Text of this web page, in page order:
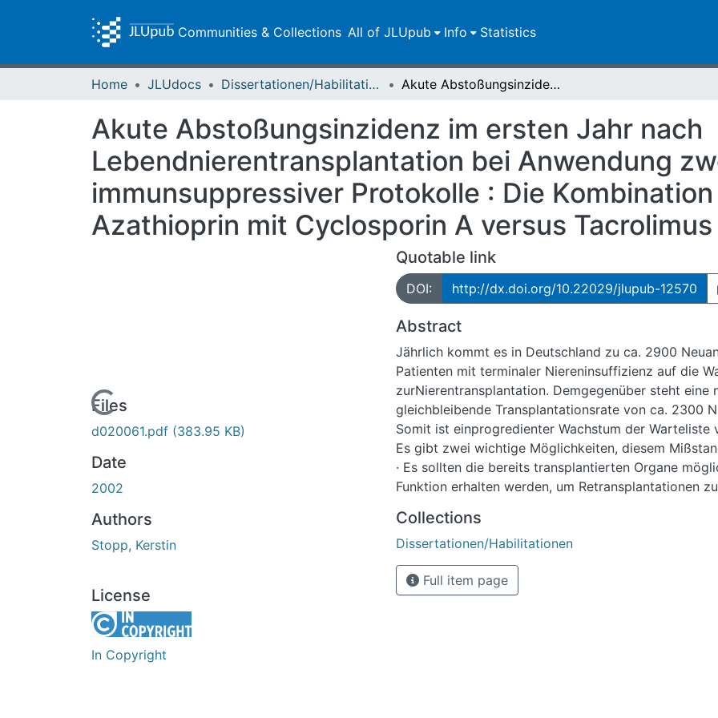
Communities & Collections All of JLUpub Info Statistics
Home JLUdocs Dissertationen/Habilitationen Akute Abstoßungsinzidenz im ersten Jahr nach Lebendnierentransplantation bei Anwendung zweier verschiedener immunsuppressiver Protokolle : Die Kombination von Prednisolon und Azathioprin mit Cyclosporin A versus Tacrolimus
Akute Abstoßungsinzidenz im ersten Jahr nach
Lebendnierentransplantation bei Anwendung
immunsuppressiver Protokolle : Die
Azathioprin mit Cyclosporin A versus Tacrolimus
Loading...
Files
d020061.pdf (383.95 KB)
Date
2002
Authors
Stopp, Kerstin
License
In Copyright
Quotable link
DOI: http://dx.doi.org/10.22029/jlupub-12570
Abstract
Jährlich kommt es in Deutschland zu ca. 2900
Patienten mit terminaler Niereninsuffizienz auf die
zurNierentransplantation. Demgegenüber steht eine
gleichbleibende Transplantationsrate von ca. 2300
Somit ist einprogredienter Wachstum der Warteliste
Es gibt zwei wichtige Möglichkeiten, diesem
· Es sollten die bereits transplantierten Organe
Funktion erhalten werden, um Retransplantationen
durch den Tod des Patienten mit einem
zum anderen durch eine chronische
wird durch viele Dinge begünstigt, vor allem aber
akuter Rejektionsepisoden. Aus diesem Grund ist ein
Collections
Dissertationen/Habilitationen
Full item page